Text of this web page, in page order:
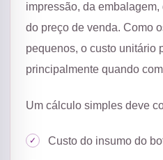
impressão, da
do preço de venda. Como
pequenos, o custo unitário
principalmente quando
Um cálculo simples deve
Custo do insumo do